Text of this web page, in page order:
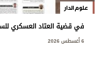
علوم الدار
في قضية العتاد العسكري
استهدف المساس بسيادة6 أغسطس 2026